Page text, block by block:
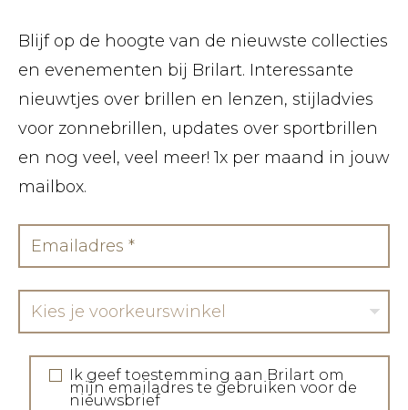
Blijf op de hoogte van de nieuwste collecties
en evenementen bij Brilart. Interessante
nieuwtjes over brillen en lenzen, stijladvies
voor zonnebrillen, updates over sportbrillen
en nog veel, veel meer! 1x per maand in jouw
mailbox.
Kies je voorkeurswinkel
Ik geef toestemming aan Brilart om
mijn emailadres te gebruiken voor de
nieuwsbrief